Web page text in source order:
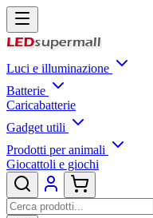
Luci e illuminazione
Batterie
Caricabatterie
Gadget utili
Prodotti per animali
Giocattoli e giochi